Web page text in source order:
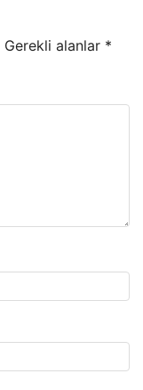
Gerekli alanlar *